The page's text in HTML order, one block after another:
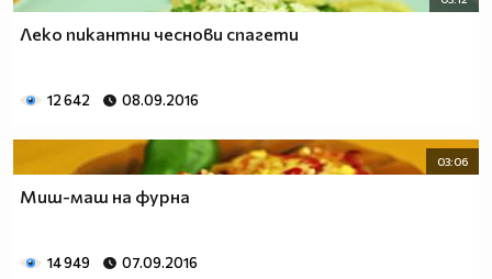
Леко пикантни чеснови спагети
12 642 08.09.2016
03:06
Миш-маш на фурна
14 949 07.09.2016